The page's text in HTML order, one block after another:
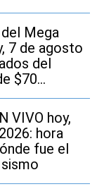
Mega
7 de agosto
del
$70
VIVO hoy,
hora
fue el